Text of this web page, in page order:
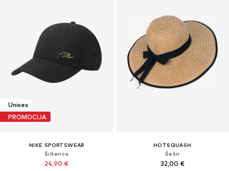
Unisex
PROMOCIJA
NIKE SPORTSWEAR
Šilterica
24,90 €
HOTSQUASH
Šešir
32,00 €